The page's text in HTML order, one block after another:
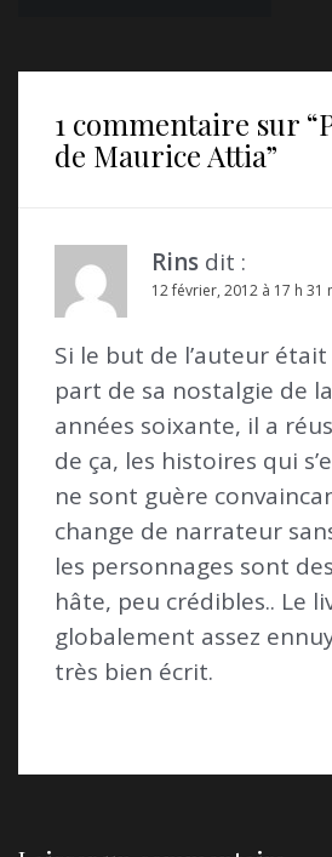
1 commentaire sur “
de Maurice Attia”
Rins dit :
12 février, 2012 à 17 h 31
Si le but de l’auteur
part de sa nostalgie de
années soixante, il a
de ça, les histoires qui
ne sont guère
change de narrateur
les personnages sont
hâte, peu crédibles.. Le
globalement assez
très bien écrit.